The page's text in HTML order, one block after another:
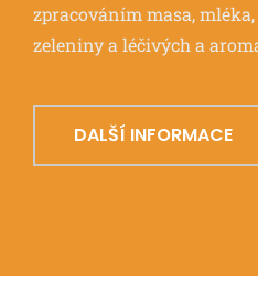
zpracováním masa,
zeleniny a léčivých a
DALŠÍ INFORMACE